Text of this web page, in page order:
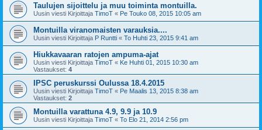
Taulujen sijoittelu ja muu toiminta montuilla.
Uusin viesti Kirjoittaja TimoT « Pe Touko 08, 2015 10:05 am
Montuilla viranomaisten varauksia....
Uusin viesti Kirjoittaja P Runtti « To Huhti 23, 2015 9:41 am
Hiukkavaaran ratojen ampuma-ajat
Uusin viesti Kirjoittaja TimoT « Ke Huhti 01, 2015 10:30 am
Vastaukset: 4
IPSC peruskurssi Oulussa 18.4.2015
Uusin viesti Kirjoittaja TimoT « Pe Maalis 13, 2015 8:38 am
Vastaukset: 2
Montuilla varattuna 4.9, 9.9 ja 10.9
Uusin viesti Kirjoittaja TimoT « To Elo 21, 2014 2:56 pm